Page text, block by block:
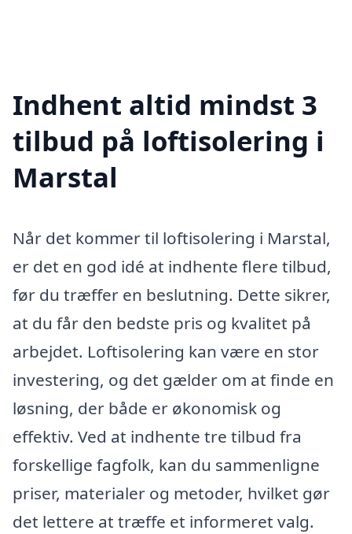
Indhent altid mindst 3
tilbud på loftisolering i
Marstal
Når det kommer til loftisolering i Marstal,
er det en god idé at indhente flere tilbud,
før du træffer en beslutning. Dette sikrer,
at du får den bedste pris og kvalitet på
arbejdet. Loftisolering kan være en stor
investering, og det gælder om at finde en
løsning, der både er økonomisk og
effektiv. Ved at indhente tre tilbud fra
forskellige fagfolk, kan du sammenligne
priser, materialer og metoder, hvilket gør
det lettere at træffe et informeret valg.